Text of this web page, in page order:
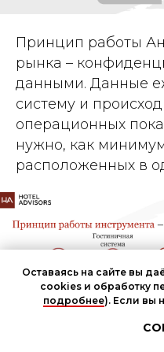
Принцип работы
рынка –
данными. Данные
систему и
операционных
нужно, как
расположенных в
Оставаясь на сайте вы
cookies и обработку
подробнее). Если вы